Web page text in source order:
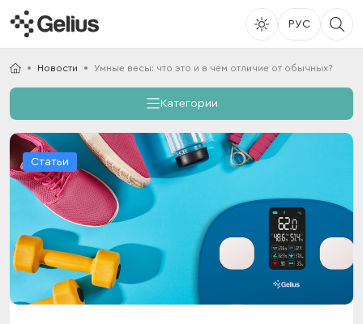
РУС
Новости Умные весы: что это и в чем отличие от обычных?
Категории
Статьи